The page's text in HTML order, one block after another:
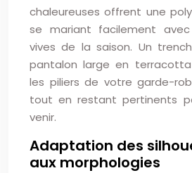
chaleureuses offrent une
se mariant facilement
vives de la saison. Un
pantalon large en
les piliers de votre garde-
tout en restant pertinents
venir.
Adaptation des
aux morphologies